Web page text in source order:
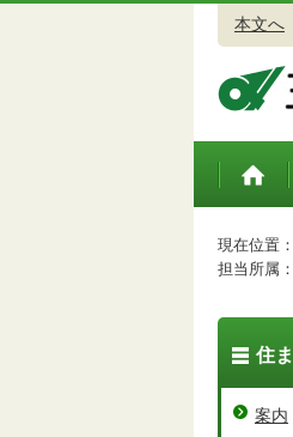
本文へ
トップペ
現在位置：
担当所属：
住
案内